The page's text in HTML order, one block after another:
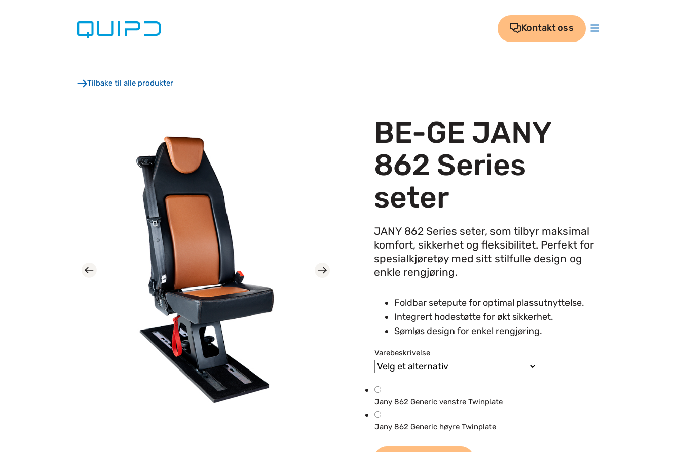
Kontakt oss
Tilbake til alle produkter
BE-GE JANY
862 Series
seter
JANY 862 Series seter, som tilbyr maksimal
komfort, sikkerhet og fleksibilitet. Perfekt for
spesialkjøretøy med sitt stilfulle design og
enkle rengjøring.
Foldbar setepute for optimal plassutnyttelse.
Integrert hodestøtte for økt sikkerhet.
Sømløs design for enkel rengjøring.
Varebeskrivelse
Jany 862 Generic venstre Twinplate
Jany 862 Generic høyre Twinplate